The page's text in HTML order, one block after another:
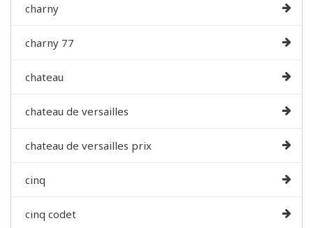
charny
charny 77
chateau
chateau de versailles
chateau de versailles prix
cinq
cinq codet